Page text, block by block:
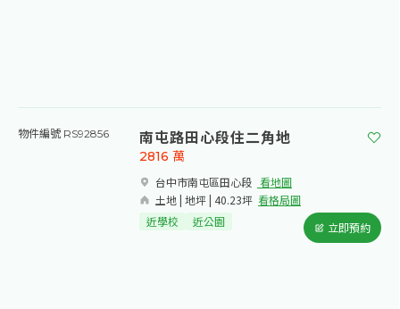
物件編號 RS92856 南屯路田心段住二角地
台中市南屯區田心段​ 看地圖
土地 | 地坪 | 40.23坪 看格局圖
2816 萬
近學校 近公園 立即預約